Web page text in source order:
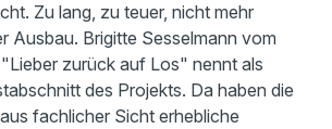
Zu lang, zu teuer, nicht mehr
Ausbau. Brigitte Sesselmann vom
zurück auf Los" nennt als
des Projekts. Da haben die
fachlicher Sicht erhebliche